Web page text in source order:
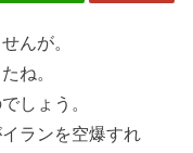
んが。
ね。
しょう。
ランを空爆すれ